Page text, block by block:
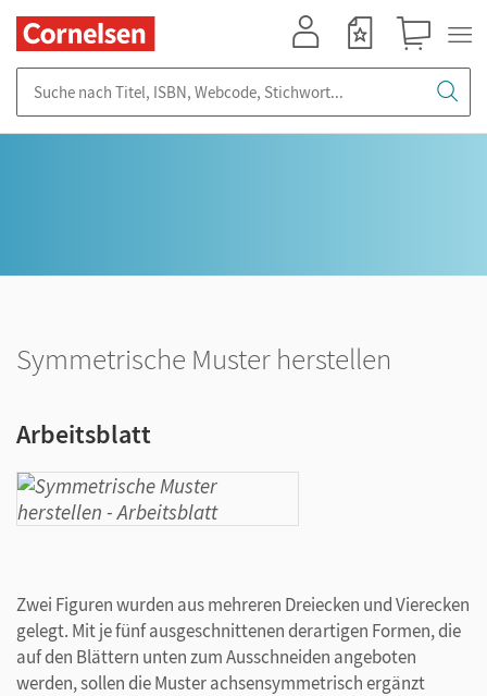
Symmetrische Muster herstellen
Arbeitsblatt
Zwei Figuren wurden aus mehreren Dreiecken und Vierecken
gelegt. Mit je fünf ausgeschnittenen derartigen Formen, die
auf den Blättern unten zum Ausschneiden angeboten
werden, sollen die Muster achsensymmetrisch ergänzt